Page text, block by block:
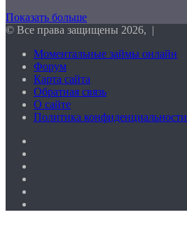
Показать больше
© Все права защищены 2026, |
Моментальные займы онлайн
Форум
Карта сайта
Обратная связь
О сайте
Политика конфиденциальности